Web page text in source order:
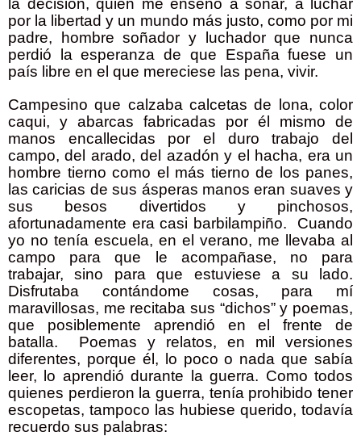
la decisión, quien me enseñó a soñar, a luchar
por la libertad y un mundo más justo, como por mi
padre, hombre soñador y luchador que nunca
perdió la esperanza de que España fuese un
país libre en el que mereciese las pena, vivir.
Campesino que calzaba calcetas de lona, color
caqui, y abarcas fabricadas por él mismo de
manos encallecidas por el duro trabajo del
campo, del arado, del azadón y el hacha, era un
hombre tierno como el más tierno de los panes,
las caricias de sus ásperas manos eran suaves y
sus besos divertidos y pinchosos,
afortunadamente era casi barbilampiño.
Cuando
yo no tenía escuela, en el verano, me llevaba al
campo para que le acompañase, no para
trabajar, sino para que estuviese a su lado.
Disfrutaba contándome cosas, para mí
maravillosas, me recitaba sus “dichos” y poemas,
que posiblemente aprendió en el frente de
batalla.
Poemas y relatos, en mil versiones
diferentes, porque él, lo poco o nada que sabía
leer, lo aprendió durante la guerra. Como todos
quienes perdieron la guerra, tenía prohibido tener
escopetas, tampoco las hubiese querido, todavía
recuerdo sus palabras: